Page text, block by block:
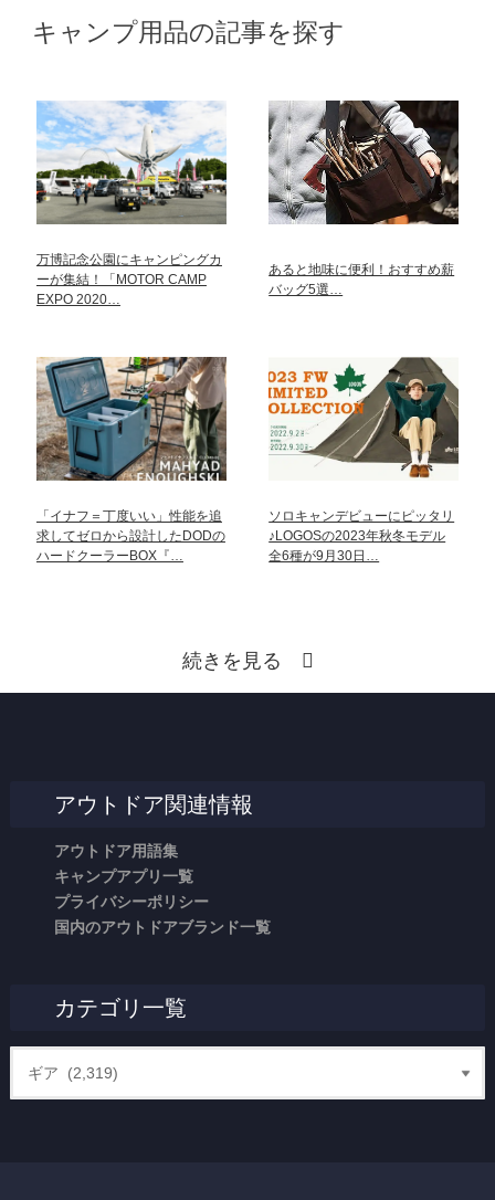
キャンプ用品の記事を探す
万博記念公園にキャンピングカ
ーが集結！「MOTOR CAMP
EXPO 2020…
あると地味に便利！おすすめ薪
バッグ5選…
「イナフ＝丁度いい」性能を追
求してゼロから設計したDODの
ハードクーラーBOX『…
ソロキャンデビューにピッタリ
♪LOGOSの2023年秋冬モデル
全6種が9月30日…
続きを見る
アウトドア関連情報
アウトドア用語集
キャンプアプリ一覧
プライバシーポリシー
国内のアウトドアブランド一覧
カテゴリ一覧